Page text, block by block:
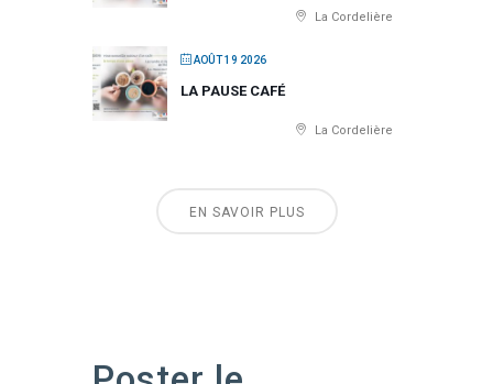
La Cordelière
AOÛT 19 2026
LA PAUSE CAFÉ
La Cordelière
EN SAVOIR PLUS